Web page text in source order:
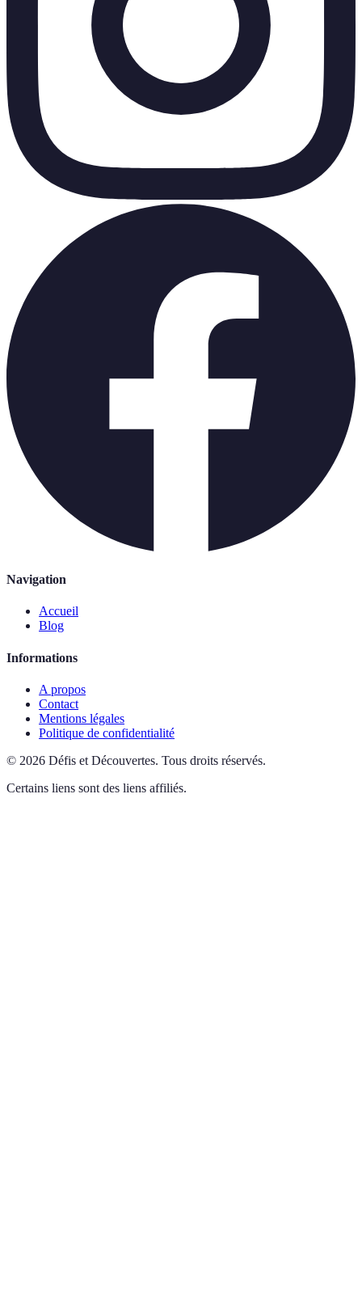
Navigation
Accueil
Blog
Informations
A propos
Contact
Mentions légales
Politique de confidentialité
© 2026 Défis et Découvertes. Tous droits réservés.
Certains liens sont des liens affiliés.